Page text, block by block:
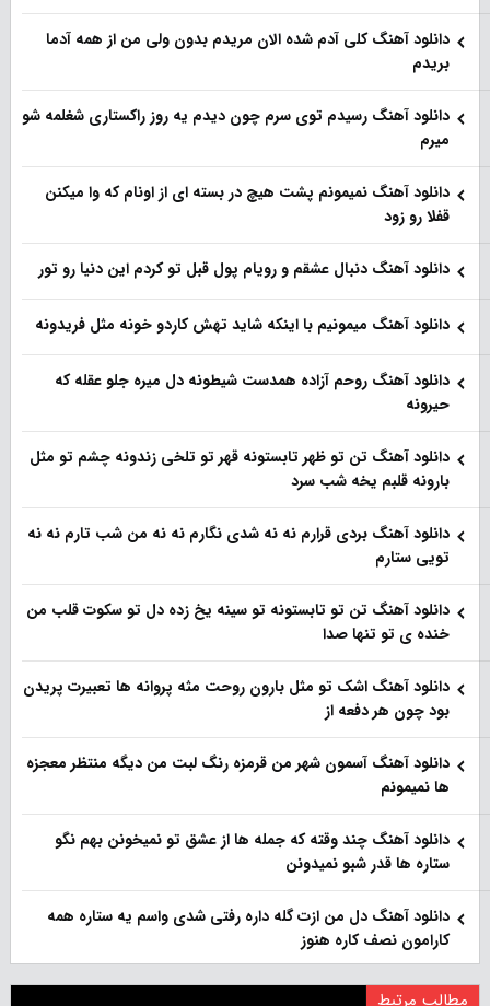
دانلود آهنگ کلی آدم شده الان مریدم بدون ولی من از همه آدما
بریدم
دانلود آهنگ رسیدم توی سرم چون دیدم یه روز راکستاری شغلمه شو
میرم
دانلود آهنگ نمیمونم پشت هیچ در بسته ای از اونام که وا میکنن
قفلا رو زود
دانلود آهنگ دنبال عشقم و رویام پول قبل تو کردم این دنیا رو تور
دانلود آهنگ میمونیم با اینکه شاید تهش کاردو خونه مثل فریدونه
دانلود آهنگ روحم آزاده همدست شیطونه دل میره جلو عقله که
حیرونه
دانلود آهنگ تن تو ظهر تابستونه قهر تو تلخی زندونه چشم تو مثل
بارونه قلبم یخه شب سرد
دانلود آهنگ بردی قرارم نه نه شدی نگارم نه نه من شب تارم نه نه
تویی ستارم
دانلود آهنگ تن تو تابستونه تو سینه یخ زده دل تو سکوت قلب من
خنده ی تو تنها صدا
دانلود آهنگ اشک تو مثل بارون روحت مثه پروانه ها تعبیرت پریدن
بود چون هر دفعه از
دانلود آهنگ آسمون شهر من قرمزه رنگ لبت من دیگه منتظر معجزه
ها نمیمونم
دانلود آهنگ چند وقته که جمله ها از عشق تو نمیخونن بهم نگو
ستاره ها قدر شبو نمیدونن
دانلود آهنگ دل من ازت گله داره رفتی شدی واسم یه ستاره همه
کارامون نصف کاره هنوز
مطالب مرتبط